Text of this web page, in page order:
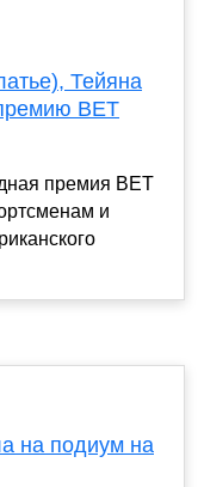
Тейяна
BET
премия BET
и
на подиум на